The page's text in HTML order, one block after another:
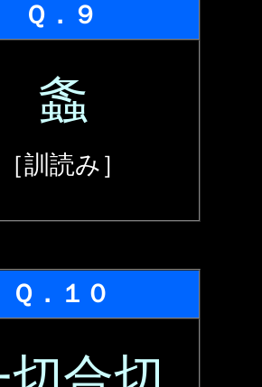
Ｑ．９
螽
［訓読み］
Ｑ．１０